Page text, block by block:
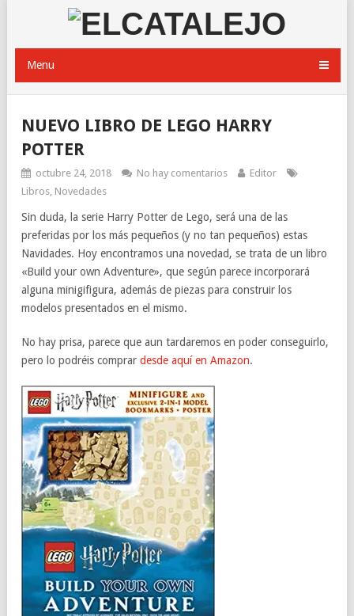
Menu
NUEVO LIBRO DE LEGO HARRY
POTTER
octubre 24, 2018 No hay comentarios
Editor
Libros, Novedades
Sin duda, la serie Harry Potter de Lego, será una de las
preferidas por los más pequeños (y no tan pequeños) estas
Navidades. Hoy encontramos una novedad, se trata de un libro
«Build your own Adventure», que según parece incorporará
alguna minigifigura, además de piezas para construir los
modelos presentados en el mismo.
No hay prisa, parece que aun tardaremos en poder conseguirlo,
pero lo podréis comprar desde aquí en Amazon.